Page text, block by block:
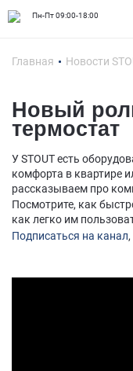
Пн-Пт 09:00-18:00
Главная Новости
Новый
термостат
У STOUT есть
комфорта в квартире
рассказываем про
Посмотрите, как
как легко им
Подписаться на канал